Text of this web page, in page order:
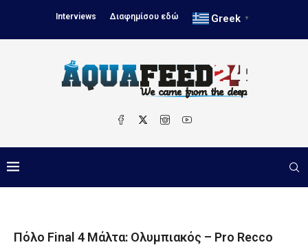
Interviews Διαφημίσου εδώ Greek ▼
Πόλο Final 4 Μάλτα: Ολυμπιακός – Pro Recco